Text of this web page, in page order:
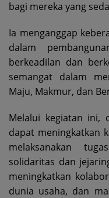
bagi mereka yang
Ia menganggap
dalam
berkeadilan dan
semangat dalam
Maju, Makmur, dan
Melalui kegiatan ini,
dapat meningkatkan
melaksanakan
solidaritas dan
meningkatkan
dunia usaha, dan